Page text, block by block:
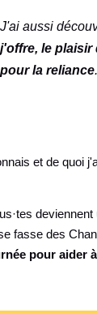
J'ai aussi
j'offre, le plaisir
pour la reliance.
et de quoi
fasse des
pour aider